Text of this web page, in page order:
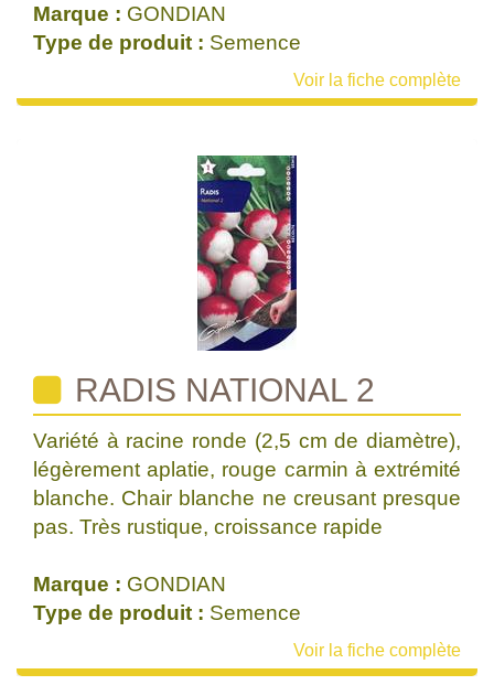
Marque : GONDIAN
Type de produit : Semence
Voir la fiche complète
RADIS NATIONAL 2
Variété à racine ronde (2,5 cm de diamètre),
légèrement aplatie, rouge carmin à extrémité
blanche. Chair blanche ne creusant presque
pas. Très rustique, croissance rapide
Marque : GONDIAN
Type de produit : Semence
Voir la fiche complète